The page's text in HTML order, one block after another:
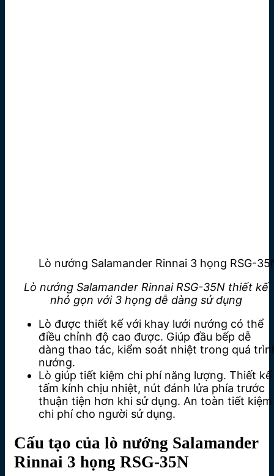
Lò nướng Salamander Rinnai 3 họng RSG-
Lò nướng Salamander Rinnai RSG-35N thiết kế
nhỏ gọn với 3 họng dễ dàng sử dụng
Lò được thiết kế với khay lưới nướng có thể
điều chỉnh độ cao được. Giúp đầu bếp dễ
dàng thao tác, kiểm soát nhiệt trong quá
nướng.
Lò giúp tiết kiệm chi phí năng lượng. Thiết kế
tấm kính chịu nhiệt, nút đánh lửa phía trước
thuận tiện hơn khi sử dụng. An toàn tiết kiệm
chi phí cho người sử dụng.
Cấu tạo của lò nướng Salamander
Rinnai 3 họng RSG-35N